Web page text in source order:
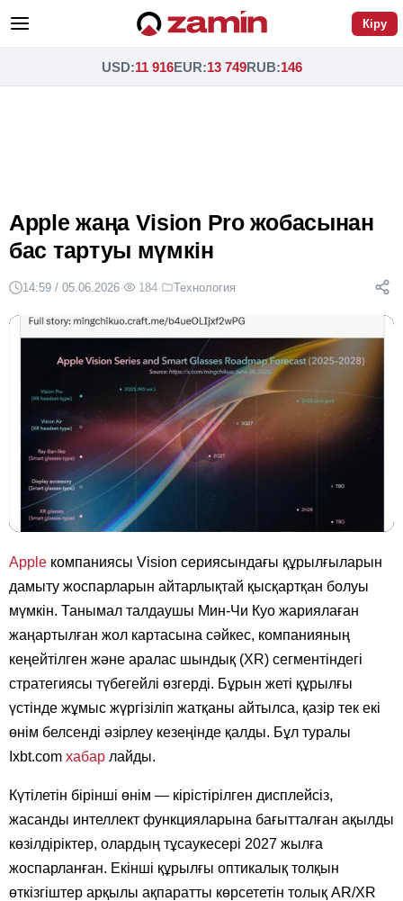
Кіру
USD:11 916EUR:13 749RUB:146
Apple жаңа Vision Pro жобасынан
бас тартуы мүмкін
14:59 / 05.06.2026· 184· Технология
Apple компаниясы Vision сериясындағы құрылғыларын
дамыту жоспарларын айтарлықтай қысқартқан болуы
мүмкін. Танымал талдаушы Мин-Чи Куо жариялаған
жаңартылған жол картасына сәйкес, компанияның
кеңейтілген және аралас шындық (XR) сегментіндегі
стратегиясы түбегейлі өзгерді. Бұрын жеті құрылғы
үстінде жұмыс жүргізіліп жатқаны айтылса, қазір тек екі
өнім белсенді әзірлеу кезеңінде қалды. Бұл туралы
Ixbt.com хабар лайды.
Күтілетін бірінші өнім — кірістірілген дисплейсіз,
жасанды интеллект функцияларына бағытталған ақылды
көзілдіріктер, олардың тұсаукесері 2027 жылға
жоспарланған. Екінші құрылғы оптикалық толқын
өткізгіштер арқылы ақпаратты көрсететін толық AR/XR